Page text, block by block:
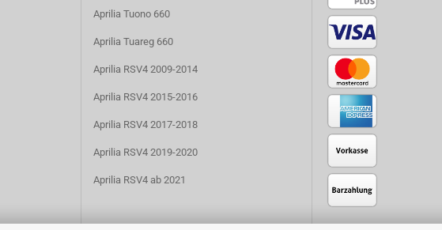
Aprilia Tuono 660
Aprilia Tuareg 660
Aprilia RSV4 2009-2014
Aprilia RSV4 2015-2016
Aprilia RSV4 2017-2018
Aprilia RSV4 2019-2020
Aprilia RSV4 ab 2021